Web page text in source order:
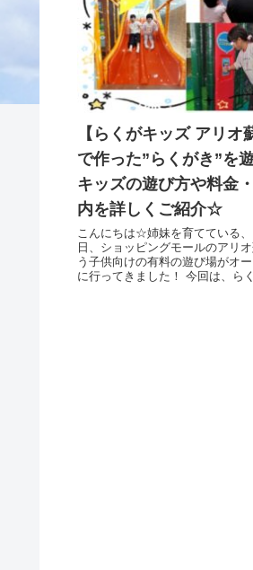
【らくがキッズ アリ
で作った”らくがき”を
キッズの遊び方や料金
内を詳しくご紹介☆
こんにちは☆姉妹を育てている、
日、ショッピングモールのアリ
う子供向けの有料の遊び場がオ
に行ってきました！ 今回は、らくがキッズの遊び方やもっと見